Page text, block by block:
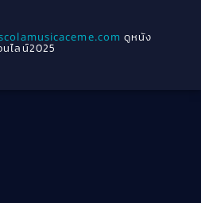
Film(4)
ดูหนัง
นไลน์2025